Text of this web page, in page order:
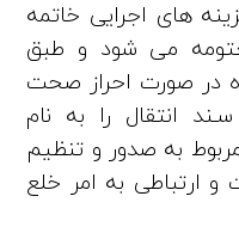
های اجرایی خاتمه
می‌ شود و طبق
در صورت احراز صحت
انتقال را به نام
به صدور و تنظیم
و ارتباطی به امر خلع